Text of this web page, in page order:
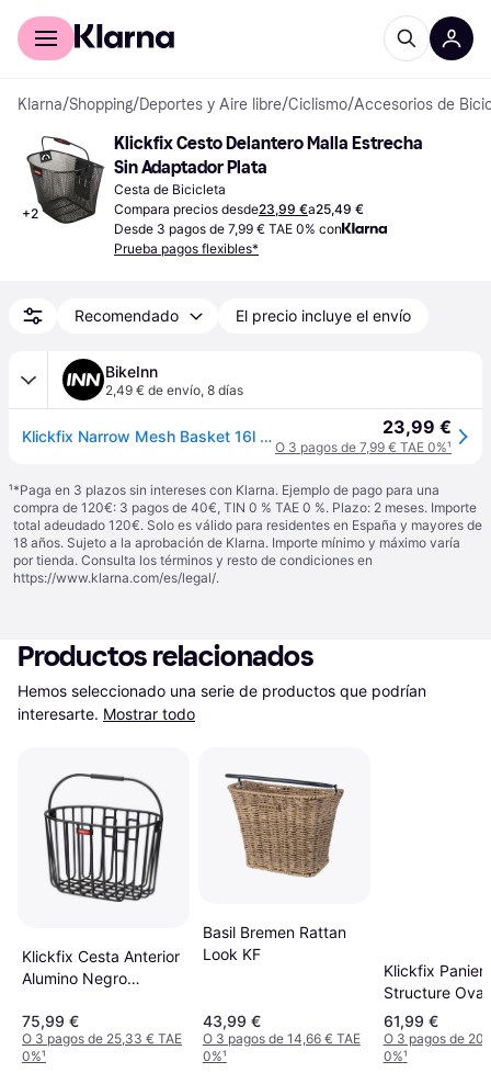
Comprar con Klarna
Klarna/Shopping/Deportes y Aire libre/Ciclismo/Accesorios de
+2
Klickfix Cesto Delantero Malla Estrecha
Sin Adaptador Plata
Cesta de Bicicleta
Compara precios desde23,99 €a25,49 €
Desde 3 pagos de 7,99 € TAE 0% con
Prueba pagos flexibles*
Recomendado El precio incluye el envío
BikeInn
2,49 € de envío, 8 días
Klickfix Narrow Mesh Basket 16l Negro 23,99 €
O 3 pagos de 7,99 € TAE 0%¹
¹*Paga en 3 plazos sin intereses con Klarna. Ejemplo de pago para una
compra de 120€: 3 pagos de 40€, TIN 0 % TAE 0 %. Plazo: 2 meses. Importe
total adeudado 120€. Solo es válido para residentes en España y mayores de
18 años. Sujeto a la aprobación de Klarna. Importe mínimo y máximo varía
por tienda. Consulta los términos y resto de condiciones en
https://www.klarna.com/es/legal/.
Productos relacionados
Hemos seleccionado una serie de productos que podrían
interesarte. Mostrar todo
Klickfix Cesta Anterior
Alumino Negro
75,99 €
O 3 pagos de 25,33 € TAE
0%¹
Basil Bremen Rattan
Look KF
43,99 €
O 3 pagos de 14,66 € TAE
0%¹
Klickfix Panier
Structure
Tressé Sans
Adaptateur
61,99 €
O 3 pagos de
0%¹